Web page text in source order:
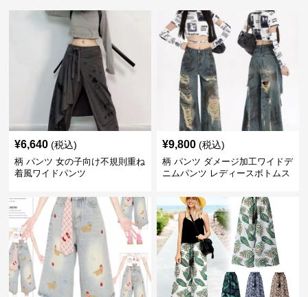
¥6,640 (税込)
柄 パンツ 女の子向け不規則重ね
着風ワイドパンツ
¥9,800 (税込)
柄 パンツ ダメージ加工ワイドデ
ニムパンツ レディースボトムス